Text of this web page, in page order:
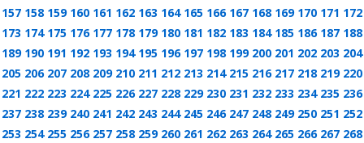
157 158 159 160 161 162 163 164 165 166 167 168 169 170 171 172
173 174 175 176 177 178 179 180 181 182 183 184 185 186 187 188
189 190 191 192 193 194 195 196 197 198 199 200 201 202 203 204
205 206 207 208 209 210 211 212 213 214 215 216 217 218 219 220
221 222 223 224 225 226 227 228 229 230 231 232 233 234 235 236
237 238 239 240 241 242 243 244 245 246 247 248 249 250 251 252
253 254 255 256 257 258 259 260 261 262 263 264 265 266 267 268